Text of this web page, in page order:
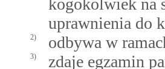
kogokolwiek na
uprawnienia do
2) odbywa w
3) zdaje egzamin